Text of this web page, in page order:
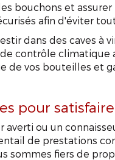
bouchons et assurer
afin d'éviter
dans des caves à
contrôle climatique
de vos bouteilles et
pour
ou un
de prestations
sommes fiers de